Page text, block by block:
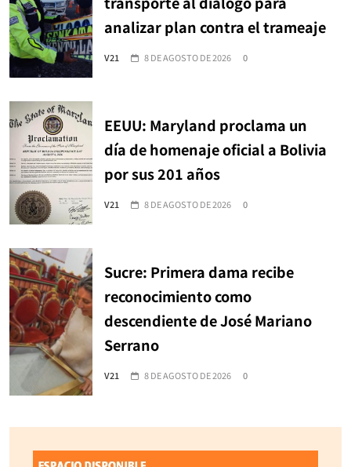
analizar plan contra el trameaje
V21 8 DE AGOSTO DE 2026 0
EEUU: Maryland proclama un
día de homenaje oficial a Bolivia
por sus 201 años
V21 8 DE AGOSTO DE 2026 0
Sucre: Primera dama recibe
reconocimiento como
descendiente de José Mariano
Serrano
V21 8 DE AGOSTO DE 2026 0